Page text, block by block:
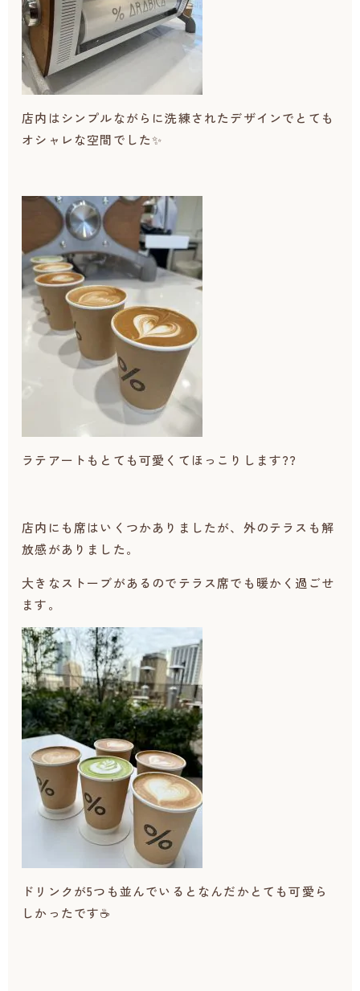
店内はシンプルながらに洗練されたデザインでとても
オシャレな空間でした✨
ラテアートもとても可愛くてほっこりします??
店内にも席はいくつかありましたが、外のテラスも解
放感がありました。
大きなストーブがあるのでテラス席でも暖かく過ごせ
ます。
ドリンクが5つも並んでいるとなんだかとても可愛ら
しかったです☕